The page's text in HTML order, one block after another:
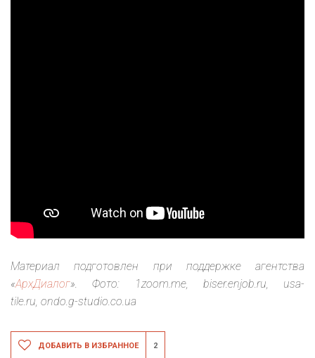
Материал подготовлен при поддержке агентства
«АрхДиалог».Фото: 1zoom.me, biser.enjob.ru, usa-
tile.ru, ondo.g-studio.co.ua
ДОБАВИТЬ В ИЗБРАННОЕ 2